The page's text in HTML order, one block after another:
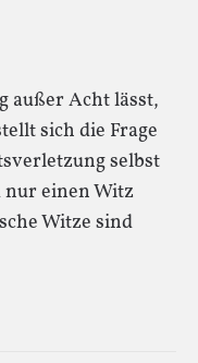
außer Acht lässt,
sich die Frage
selbst
nur einen Witz
Witze sind